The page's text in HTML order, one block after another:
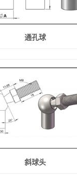
通孔球
斜球头